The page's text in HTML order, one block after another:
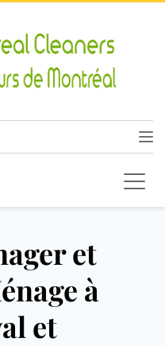
et
à
et